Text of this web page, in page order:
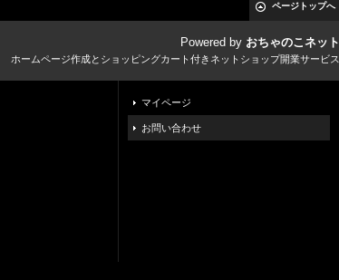
ページトップへ
Powered by おちゃのこネット
ホームページ作成とショッピングカート付きネットショップ開業サービス
マイページ
お問い合わせ